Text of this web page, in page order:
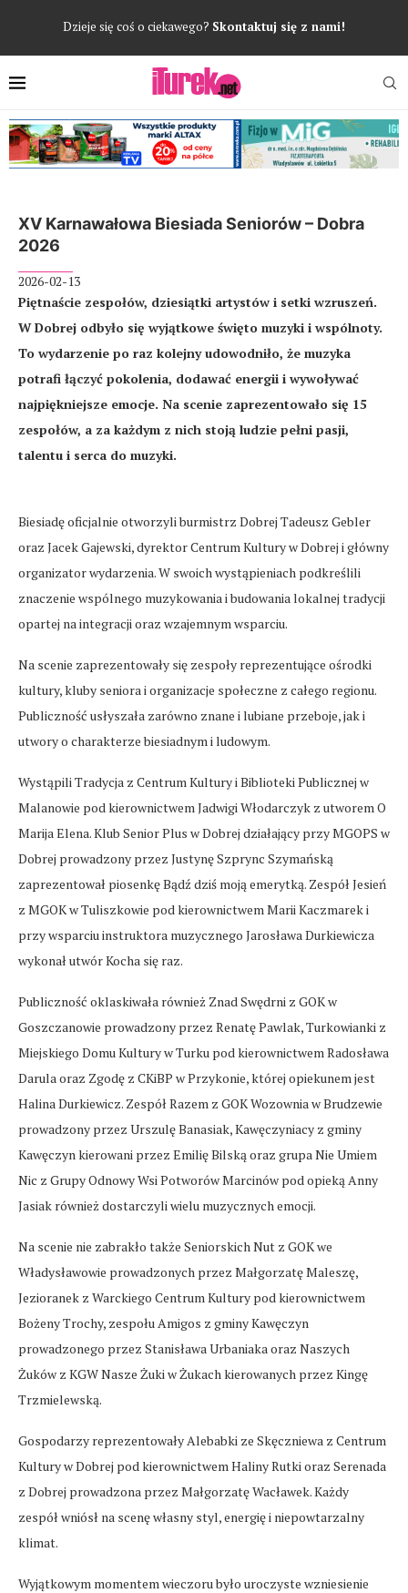
Dzieje się coś o ciekawego? Skontaktuj się z nami!
XV Karnawałowa Biesiada Seniorów – Dobra
2026
2026-02-13
Piętnaście zespołów, dziesiątki artystów i setki wzruszeń.
W Dobrej odbyło się wyjątkowe święto muzyki i wspólnoty.
To wydarzenie po raz kolejny udowodniło, że muzyka
potrafi łączyć pokolenia, dodawać energii i wywoływać
najpiękniejsze emocje. Na scenie zaprezentowało się 15
zespołów, a za każdym z nich stoją ludzie pełni pasji,
talentu i serca do muzyki.
Biesiadę oficjalnie otworzyli burmistrz Dobrej Tadeusz Gebler
oraz Jacek Gajewski, dyrektor Centrum Kultury w Dobrej i główny
organizator wydarzenia. W swoich wystąpieniach podkreślili
znaczenie wspólnego muzykowania i budowania lokalnej tradycji
opartej na integracji oraz wzajemnym wsparciu.
Na scenie zaprezentowały się zespoły reprezentujące ośrodki
kultury, kluby seniora i organizacje społeczne z całego regionu.
Publiczność usłyszała zarówno znane i lubiane przeboje, jak i
utwory o charakterze biesiadnym i ludowym.
Wystąpili Tradycja z Centrum Kultury i Biblioteki Publicznej w
Malanowie pod kierownictwem Jadwigi Włodarczyk z utworem O
Marija Elena. Klub Senior Plus w Dobrej działający przy MGOPS w
Dobrej prowadzony przez Justynę Szprync Szymańską
zaprezentował piosenkę Bądź dziś moją emerytką. Zespół Jesień
z MGOK w Tuliszkowie pod kierownictwem Marii Kaczmarek i
przy wsparciu instruktora muzycznego Jarosława Durkiewicza
wykonał utwór Kocha się raz.
Publiczność oklaskiwała również Znad Swędrni z GOK w
Goszczanowie prowadzony przez Renatę Pawlak, Turkowianki z
Miejskiego Domu Kultury w Turku pod kierownictwem Radosława
Darula oraz Zgodę z CKiBP w Przykonie, której opiekunem jest
Halina Durkiewicz. Zespół Razem z GOK Wozownia w Brudzewie
prowadzony przez Urszulę Banasiak, Kawęczyniacy z gminy
Kawęczyn kierowani przez Emilię Bilską oraz grupa Nie Umiem
Nic z Grupy Odnowy Wsi Potworów Marcinów pod opieką Anny
Jasiak również dostarczyli wielu muzycznych emocji.
Na scenie nie zabrakło także Seniorskich Nut z GOK we
Władysławowie prowadzonych przez Małgorzatę Maleszę,
Jezioranek z Warckiego Centrum Kultury pod kierownictwem
Bożeny Trochy, zespołu Amigos z gminy Kawęczyn
prowadzonego przez Stanisława Urbaniaka oraz Naszych
Żuków z KGW Nasze Żuki w Żukach kierowanych przez Kingę
Trzmielewską.
Gospodarzy reprezentowały Alebabki ze Skęczniewa z Centrum
Kultury w Dobrej pod kierownictwem Haliny Rutki oraz Serenada
z Dobrej prowadzona przez Małgorzatę Wacławek. Każdy
zespół wniósł na scenę własny styl, energię i niepowtarzalny
klimat.
Wyjątkowym momentem wieczoru było uroczyste wzniesienie